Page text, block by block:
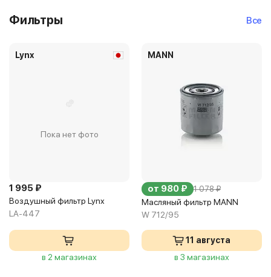
Фильтры Все
Пока нет фото
Lynx
1 995 ₽
Воздушный фильтр Lynx
LA-447
в 2 магазинах
MANN
от 980 ₽ 1 078 ₽
Масляный фильтр MANN
W 712/95
11 августа
в 3 магазинах